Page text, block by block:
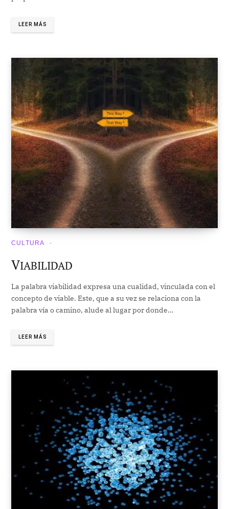
LEER MÁS
CULTURA
VIABILIDAD
La palabra viabilidad expresa una cualidad, vinculada con el
concepto de viable. Este, que a su vez se relaciona con la
palabra vía o camino, alude al lugar por donde…
LEER MÁS